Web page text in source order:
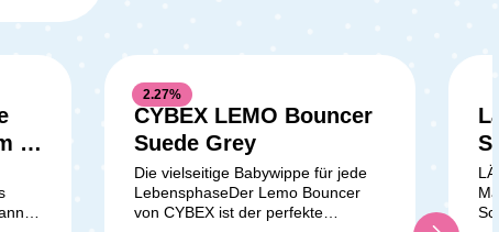
-
2.27%
Durchschnittliche Bewertung
CYBEX LEMO Bouncer
Suede Grey
Die vielseitige Babywippe für jede
LebensphaseDer Lemo Bouncer
von CYBEX ist der perfekte